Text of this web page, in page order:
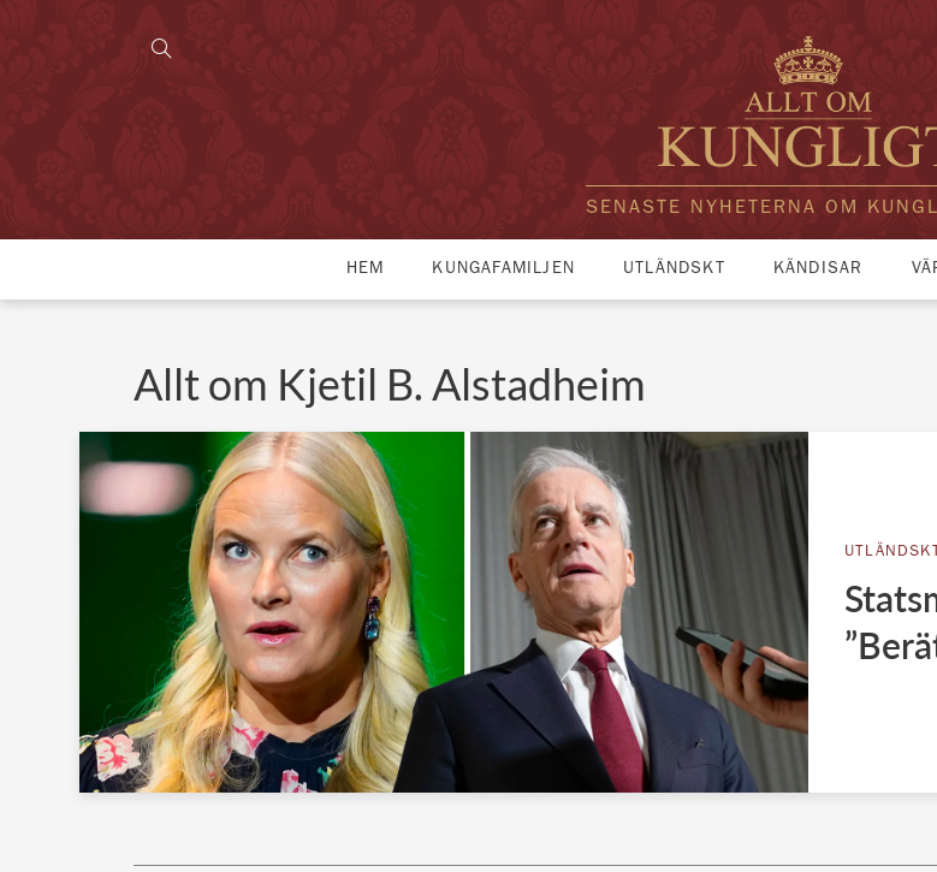
SENASTE NYHETERNA OM
HEM KUNGAFAMILJEN UTLÄNDSKT KÄNDISAR
Allt om Kjetil B. Alstadheim
UTLÄNDSKT